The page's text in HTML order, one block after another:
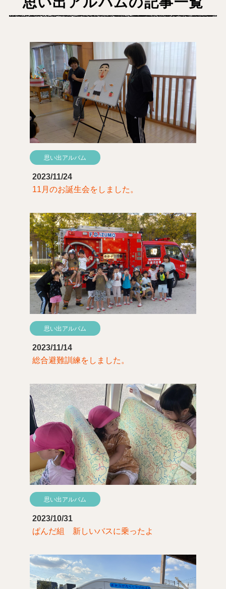
思い出アルバム
2023/11/24
11月のお誕生会をしました。
思い出アルバム
2023/11/14
総合避難訓練をしました。
思い出アルバム
2023/10/31
ぱんだ組 新しいバスに乗ったよ